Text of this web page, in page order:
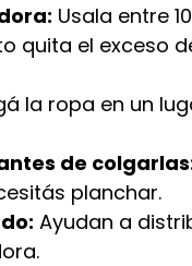
Usala entre
quita el exceso
la ropa en un
de
planchar.
Ayudan a